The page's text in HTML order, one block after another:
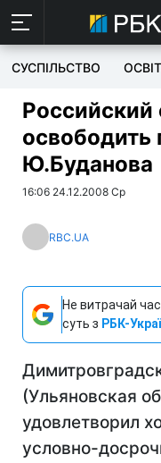
СУСПІЛЬСТВО
Российский
освободить
Ю.Буданова
16:06 24.12.2008 Ср
RBC.UA
Не витрачай
суть з РБК-
(Ульяновская
удовлетворил
условно-